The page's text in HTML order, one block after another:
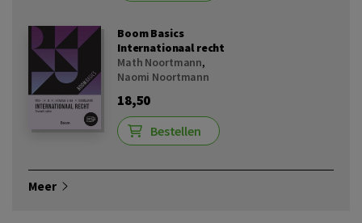
Boom Basics
Internationaal recht
Math Noortmann,
Naomi Noortmann
18,50
Bestellen
Meer